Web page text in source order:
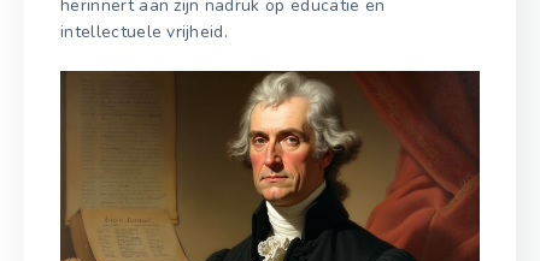
herinnert aan zijn nadruk op educatie en
intellectuele vrijheid.